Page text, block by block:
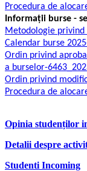
Procedura de
Informații burse -
Metodologie privind
Calendar burse
Ordin privind
a burselor-
Ordin privind
Procedura de
Opinia studenților
Detalii despre
Studenti Incoming